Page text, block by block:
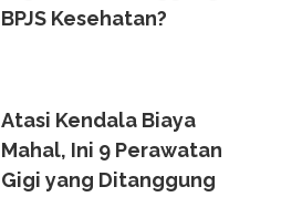
BPJS Kesehatan?
Atasi Kendala Biaya
Mahal, Ini 9 Perawatan
Gigi yang Ditanggung